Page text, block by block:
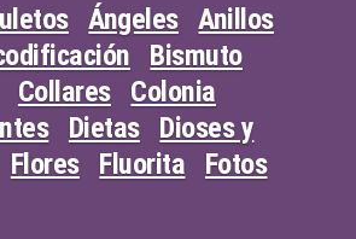
Ángeles Anillos
Bismuto
Collares
Colonia
Dietas
Dioses y
Flores
Fluorita Fotos